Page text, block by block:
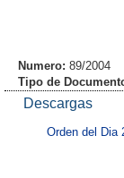
Numero: 89/2004
Tipo de
Descargas
Orden del Dia